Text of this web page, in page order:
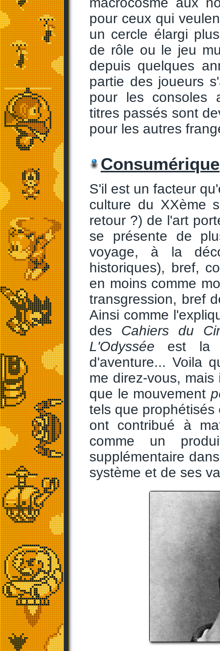
pour ceux qui
un cercle élargi
de rôle ou le jeu
depuis quelques
partie des joueurs
pour les consoles
titres passés sont
pour les autres
Consumérique
S'il est un facteur
culture du XXème
retour ?) de l'art
se présente de
voyage, à la
historiques), bref,
en moins comme
transgression, bref
Ainsi comme
des Cahiers du
L'Odyssée est la
d'aventure... Voila
me direz-vous,
que le mouvement
tels que prophétisés
ont contribué à
comme un
supplémentaire
système et de ses